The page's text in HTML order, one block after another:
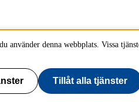
använder denna webbplats. Vissa
Tillåt alla tjänster